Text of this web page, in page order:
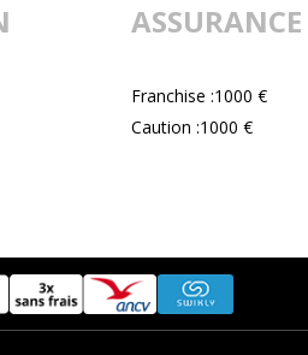
ASSURANCE
Franchise :1000 €
Caution :1000 €